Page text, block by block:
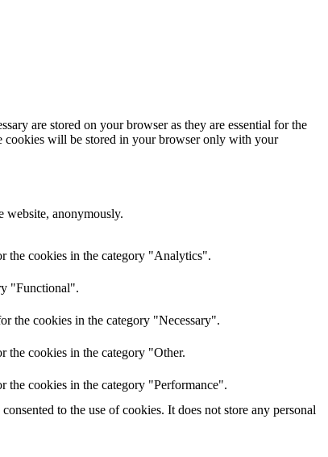
are stored on your browser as they are essential for the
cookies will be stored in your browser only with your
website, anonymously.
the cookies in the category "Analytics".
"Functional".
the cookies in the category "Necessary".
the cookies in the category "Other.
the cookies in the category "Performance".
to the use of cookies. It does not store any personal